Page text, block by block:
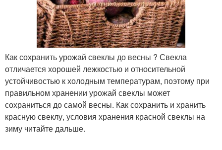
Как сохранить урожай свеклы до весны ? Свекла
отличается хорошей лежкостью и относительной
устойчивостью к холодным температурам, поэтому при
правильном хранении урожай свеклы может
сохраниться до самой весны. Как сохранить и хранить
красную свеклу, условия хранения красной свеклы на
зиму читайте дальше.